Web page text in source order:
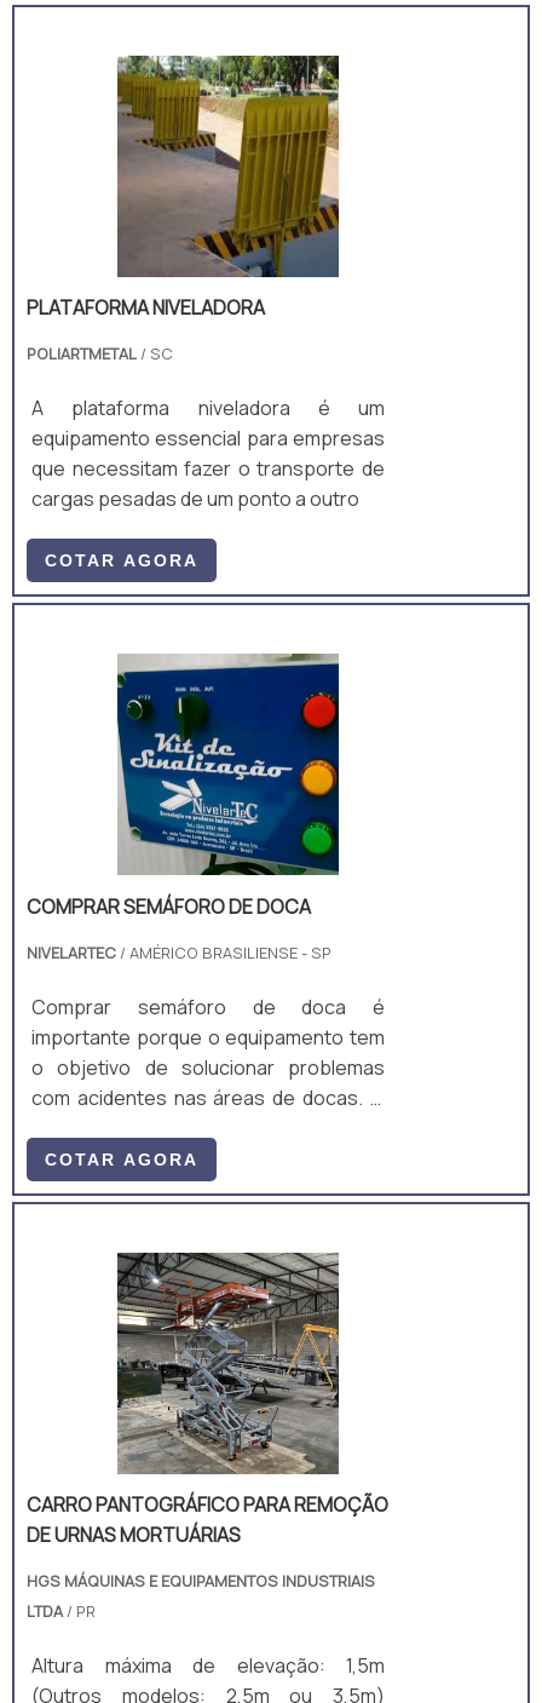
PLATAFORMA NIVELADORA
POLIARTMETAL / SC
A plataforma niveladora é um
equipamento essencial para empresas
que necessitam fazer o transporte de
cargas pesadas de um ponto a outro
COTAR AGORA
COMPRAR SEMÁFORO DE DOCA
NIVELARTEC / AMÉRICO BRASILIENSE - SP
Comprar semáforo de doca é
importante porque o equipamento tem
o objetivo de solucionar problemas
com acidentes nas áreas de docas. O
docas é simples, ele orienta de forma
automática a parada do caminhão na
com um painel de comando, composto
por uma chave geral, uma chave
seletora possibilitando a troca do
sistema entre o funcionamento manual,
onde o próprio operador troca as
cores e o sistema automático, onde os
sensores fotoelétri.
COTAR AGORA
CARRO PANTOGRÁFICO PARA REMOÇÃO
DE URNAS MORTUÁRIAS
HGS MÁQUINAS E EQUIPAMENTOS INDUSTRIAIS
LTDA/ PR
Altura máxima de elevação: 1,5m
(Outros modelos: 2,5m ou 3,5m)